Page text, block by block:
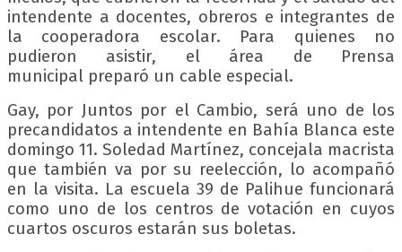
intendente a docentes, obreros e integrantes de
la cooperadora escolar. Para quienes no
pudieron asistir, el área de Prensa
municipal preparó un cable especial.
Gay, por Juntos por el Cambio, será uno de los
precandidatos a intendente en Bahía Blanca este
domingo 11. Soledad Martínez, concejala macrista
que también va por su reelección, lo acompañó
en la visita. La escuela 39 de Palihue funcionará
como uno de los centros de votación en cuyos
cuartos oscuros estarán sus boletas.